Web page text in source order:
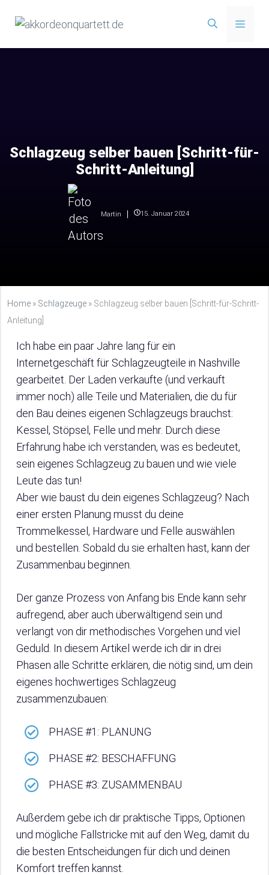
Inhalt
Menü
Schlagzeug selber bauen [Schritt-für-
Schritt-Anleitung]
Martin 15. Januar 2024
Home » Schlagzeuge » Schlagzeug selber bauen [Schritt-für-Schritt-
Anleitung]
Ich habe ein paar Jahre lang für ein
Internetgeschäft für Schlagzeugteile in Nashville
gearbeitet. Der Laden verkaufte (und verkauft
immer noch) alle Teile und Materialien, die du für
den Bau deines eigenen Schlagzeugs brauchst:
Kessel, Stöpsel, Felle und mehr. Durch diese
Erfahrung habe ich verstanden, was es bedeutet,
sein eigenes Schlagzeug zu bauen und wie viele
Leute das tun!
Aber wie baust du dein eigenes Schlagzeug? Nach
einer ersten Planung musst du deine
Trommelkessel, Hardware und Felle auswählen
und bestellen. Sobald du sie erhalten hast, kann der
Zusammenbau beginnen.
Der ganze Prozess von Anfang bis Ende kann sehr
aufregend, aber auch überwältigend sein und
verlangt von dir methodisches Vorgehen und viel
Geduld. In diesem Artikel werde ich dir in drei
Phasen alle Schritte erklären, die nötig sind, um dein
eigenes hochwertiges Schlagzeug
zusammenzubauen:
PHASE #1: PLANUNG
PHASE #2: BESCHAFFUNG
PHASE #3: ZUSAMMENBAU
Außerdem gebe ich dir praktische Tipps, Optionen
und mögliche Fallstricke mit auf den Weg, damit du
die besten Entscheidungen für dich und deinen
Komfort treffen kannst.